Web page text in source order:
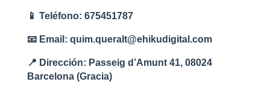
📱 Teléfono: 675451787
📧 Email: quim.queralt@ehikudigital.com
📍 Dirección: Passeig d’Amunt 41, 08024
Barcelona (Gracia)